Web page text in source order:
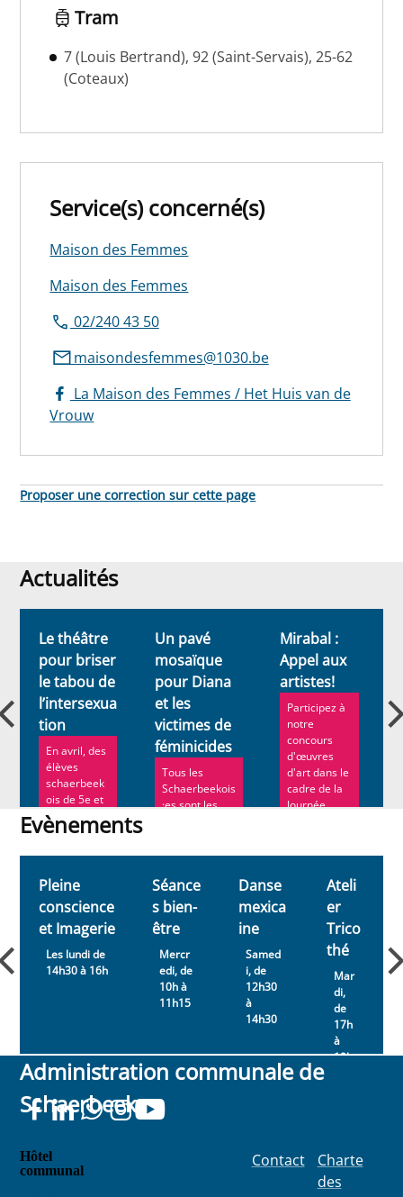
Tram
7 (Louis Bertrand), 92 (Saint-Servais), 25-62
(Coteaux)
Service(s) concerné(s)
Maison des Femmes
Maison des Femmes
02/240 43 50
maisondesfemmes@1030.be
La Maison des Femmes / Het Huis van de
Vrouw
Proposer une correction sur cette page
Actualités
Actualités
Le théâtre
pour briser
le tabou de
l’intersexua
tion
En avril, des
élèves
schaerbeek
ois de 5e et
6e
secondaires
Un pavé
mosaïque
pour Diana
et les
victimes de
féminicides
Tous les
Schaerbeekois
·es sont les
hommage à ...
Mirabal :
Appel aux
artistes!
Participez à
notre
concours
d'œuvres
d'art dans le
cadre de la
Journée...
Evènements
Evènements
Pleine
conscience
et Imagerie
Les lundi de
14h30 à 16h
Séance
s bien-
être
Mercr
edi, de
10h à
11h15
Danse
mexica
ine
Samed
i, de
12h30
à
14h30
Ateli
er
Trico
thé
Mar
di,
de
17h
à
19h
Administration communale de
Schaerbeek
Hôtel
communal
Contact
Charte
des